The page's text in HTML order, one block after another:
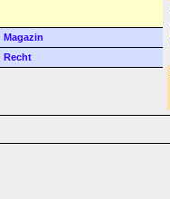
Magazin
Recht